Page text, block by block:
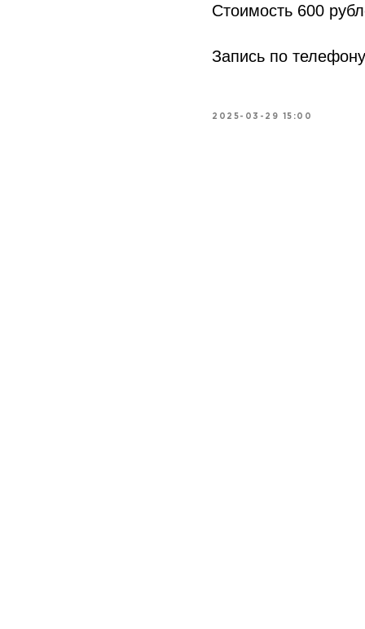
Стоимость 600
Запись по
2025-03-29 15:00